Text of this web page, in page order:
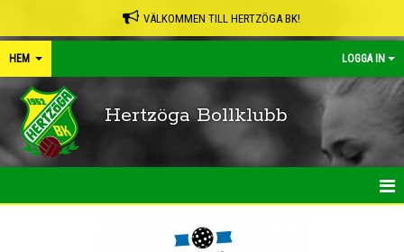
VÄLKOMMEN TILL HERTZÖGA BK!
HEM LOGGA IN
Hertzöga Bollklubb